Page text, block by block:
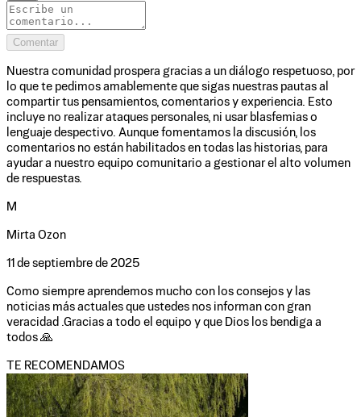
Comentar
Nuestra comunidad prospera gracias a un diálogo respetuoso, por
lo que te pedimos amablemente que sigas nuestras pautas al
compartir tus pensamientos, comentarios y experiencia. Esto
incluye no realizar ataques personales, ni usar blasfemias o
lenguaje despectivo. Aunque fomentamos la discusión, los
comentarios no están habilitados en todas las historias, para
ayudar a nuestro equipo comunitario a gestionar el alto volumen
de respuestas.
M
Mirta Ozon
11 de septiembre de 2025
Como siempre aprendemos mucho con los consejos y las
noticias más actuales que ustedes nos informan con gran
veracidad .Gracias a todo el equipo y que Dios los bendiga a
todos 🙏
TE RECOMENDAMOS